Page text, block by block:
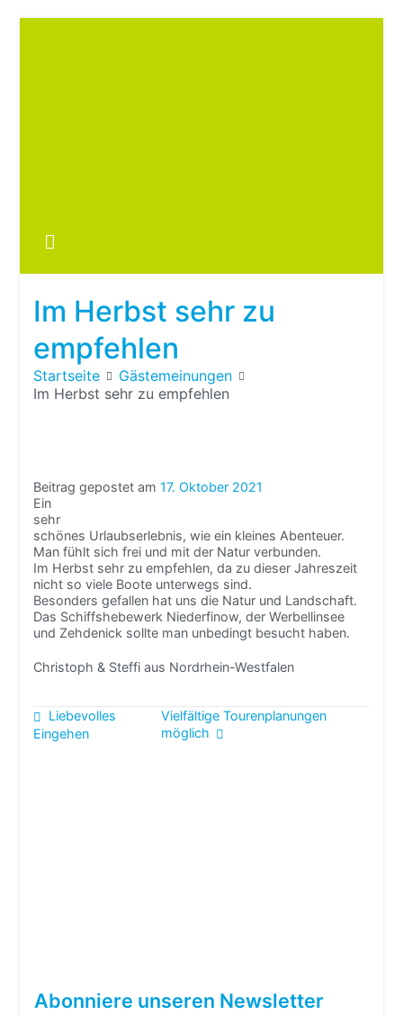
Im Herbst sehr zu
empfehlen
Startseite
Gästemeinungen
Im Herbst sehr zu empfehlen
Beitrag gepostet am17. Oktober 2021
Ein
sehr
schönes Urlaubserlebnis, wie ein kleines Abenteuer.
Man fühlt sich frei und mit der Natur verbunden.
Im Herbst sehr zu empfehlen, da zu dieser Jahreszeit
nicht so viele Boote unterwegs sind.
Besonders gefallen hat uns die Natur und Landschaft.
Das Schiffshebewerk Niederfinow, der Werbellinsee
und Zehdenick sollte man unbedingt besucht haben.
Christoph & Steffi aus Nordrhein-Westfalen
Beitragsnavigation
Liebevolles
Eingehen
Vielfältige Tourenplanungen
möglich
Abonniere unseren Newsletter